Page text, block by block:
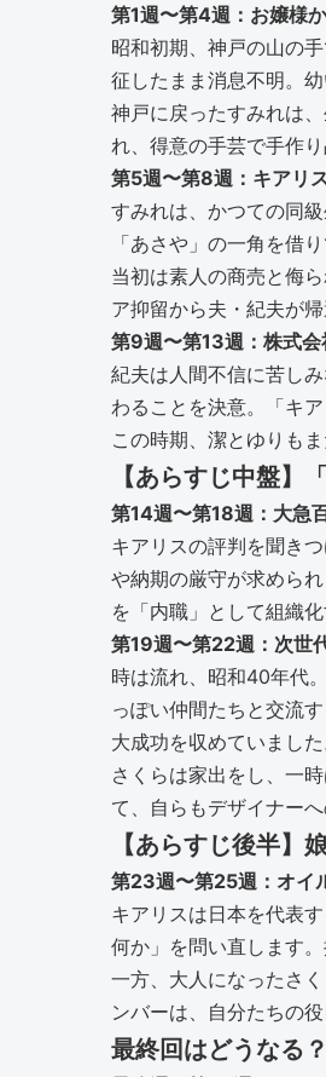
第1週〜第4週：お嬢様
昭和初期、神戸の山の
征したまま消息不明。
神戸に戻ったすみれは
れ、得意の手芸で手作
第5週〜第8週：キアリ
すみれは、かつての同
「あさや」の一角を借
当初は素人の商売と侮
ア抑留から夫・紀夫が
第9週〜第13週：株式
紀夫は人間不信に苦し
わることを決意。「キ
この時期、潔とゆりも
【あらすじ中盤】
第14週〜第18週：大急
キアリスの評判を聞き
や納期の厳守が求めら
を「内職」として組織
第19週〜第22週：次世
時は流れ、昭和40年代
っぽい仲間たちと交流
大成功を収めていました
さくらは家出をし、一
て、自らもデザイナー
【あらすじ後半】
第23週〜第25週：オイ
キアリスは日本を代表
何か」を問い直します
一方、大人になったさ
ンバーは、自分たちの
最終回はどうなる